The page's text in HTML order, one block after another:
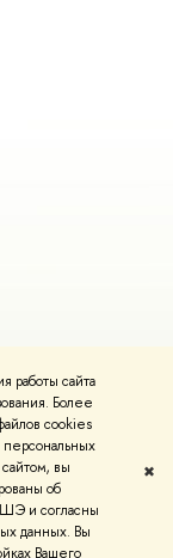
работы сайта
Более
cookies
персональных
сайтом, вы
об
и согласны
данных. Вы
Вашего
✖
использования
сайта